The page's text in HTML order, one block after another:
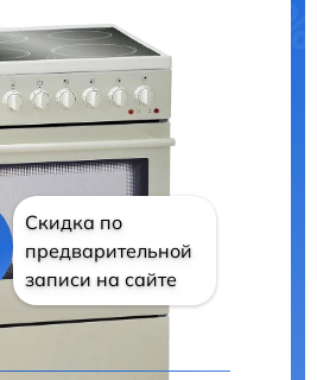
Скидка по
предварительной
записи на сайте